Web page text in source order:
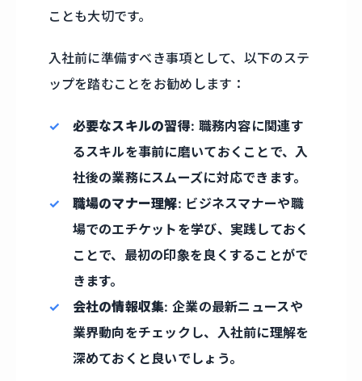
ことも大切です。
入社前に準備すべき事項として、以下のステ
ップを踏むことをお勧めします：
必要なスキルの習得: 職務内容に関連す
るスキルを事前に磨いておくことで、入
社後の業務にスムーズに対応できます。
職場のマナー理解: ビジネスマナーや職
場でのエチケットを学び、実践しておく
ことで、最初の印象を良くすることがで
きます。
会社の情報収集: 企業の最新ニュースや
業界動向をチェックし、入社前に理解を
深めておくと良いでしょう。